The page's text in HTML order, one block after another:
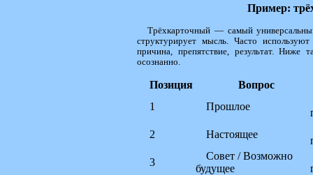
Пример:
Трёхкарточный — самый
структурирует мысль. Часто
причина, препятствие, результат. Ниже
осознанно.
Позиция
Вопрос
1
Прошлое
2
Настоящее
3
Совет / Возможно
будущее